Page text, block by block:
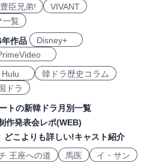
臣兄弟!
VIVANT
一覧
作品
Disney+
Hulu
韓ドラ歴史コラム
ドラ
トの新韓ドラ月別一覧
作発表会レポ(WEB)
どこよりも詳しい!キャスト紹介
王座への道 馬医
イ・サン